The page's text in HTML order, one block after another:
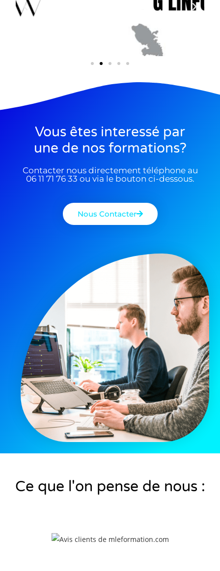
Vous êtes interessé par
une de nos formations?
Contacter nous directement téléphone au
06 11 71 76 33 ou via le bouton ci-dessous.
Nous Contacter
Ce que l'on pense de nous :